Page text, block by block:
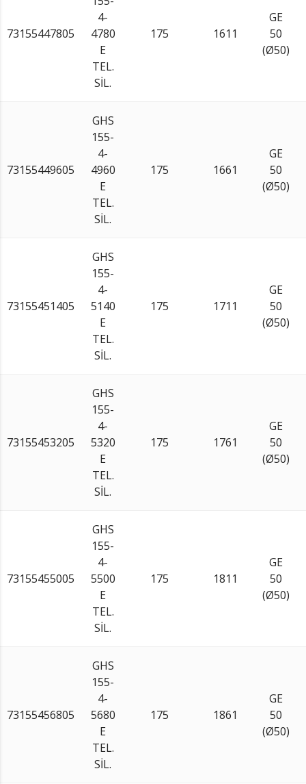
73155447805
4-
4780
E
TEL.
SİL.
175 1611
GE
50
(Ø50)
73155449605
GHS
155-
4-
4960
E
TEL.
SİL.
175 1661
GE
50
(Ø50)
73155451405
GHS
155-
4-
5140
E
TEL.
SİL.
175 1711
GE
50
(Ø50)
73155453205
GHS
155-
4-
5320
E
TEL.
SİL.
175 1761
GE
50
(Ø50)
73155455005
GHS
155-
4-
5500
E
TEL.
SİL.
175 1811
GE
50
(Ø50)
73155456805
GHS
155-
4-
5680
E
TEL.
SİL.
175 1861
GE
50
(Ø50)